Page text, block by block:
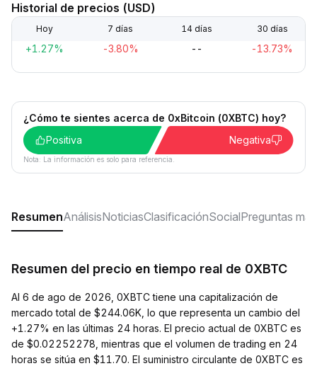
Historial de precios (USD)
Hoy 7 días 14 días 30 días
+1.27% -3.80% -- -13.73%
¿Cómo te sientes acerca de 0xBitcoin (0XBTC) hoy?
Positiva
Negativa
Nota: La información es solo para referencia.
ResumenAnálisisNoticiasClasificaciónSocialPreguntas
Resumen del precio en tiempo real de 0XBTC
Al 6 de ago de 2026, 0XBTC tiene una capitalización de
mercado total de $244.06K, lo que representa un cambio del
+1.27% en las últimas 24 horas. El precio actual de 0XBTC es
de $0.02252278, mientras que el volumen de trading en 24
horas se sitúa en $11.70. El suministro circulante de 0XBTC es